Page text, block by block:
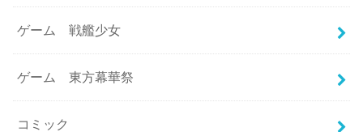
ゲーム 戦艦少女
ゲーム 東方幕華祭
コミック